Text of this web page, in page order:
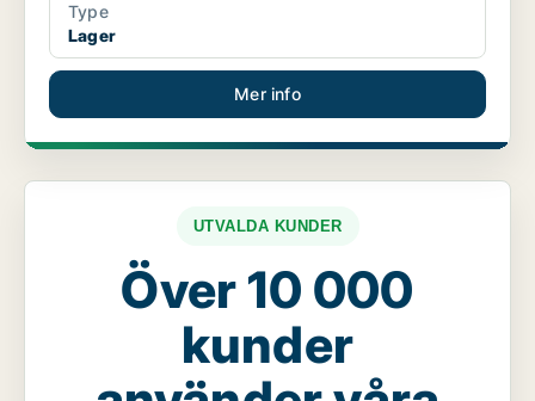
Type
Lager
Mer info
UTVALDA KUNDER
Över 10 000
kunder